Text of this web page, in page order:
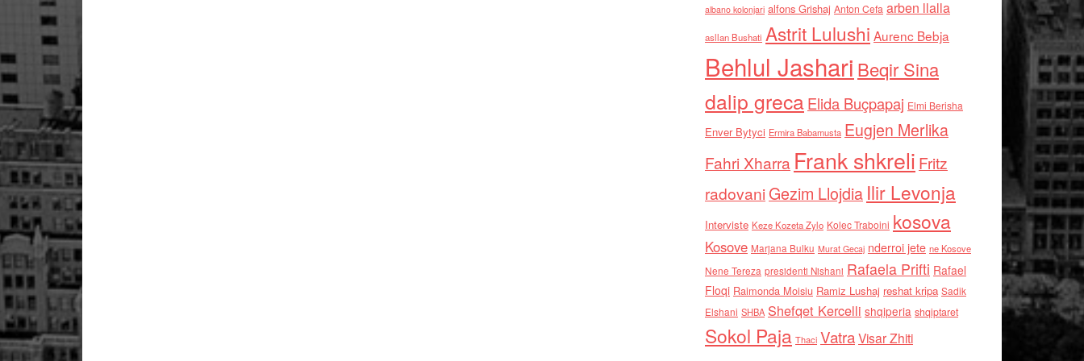
albano kolonjari alfons Grishaj Anton Cefa arben llalla
asllan Bushati Astrit Lulushi Aurenc Bebja
Behlul Jashari Beqir Sina
dalip grecaElida Buçpapaj Elmi Berisha
Enver Bytyci Ermira Babamusta Eugjen Merlika
Fahri Xharra Frank shkreli Fritz
radovaniGezim Llojdia Ilir Levonja
Interviste Keze Kozeta Zylo Kolec Traboini kosova
Kosove Marjana Bulku Murat Gecaj nderroi jete ne Kosove
Nene Tereza presidenti Nishani Rafaela Prifti Rafael
Floqi Raimonda Moisiu Ramiz Lushaj reshat kripa Sadik
Elshani SHBA Shefqet Kercelli shqiperia shqiptaret
Sokol Paja Thaci VatraVisar Zhiti